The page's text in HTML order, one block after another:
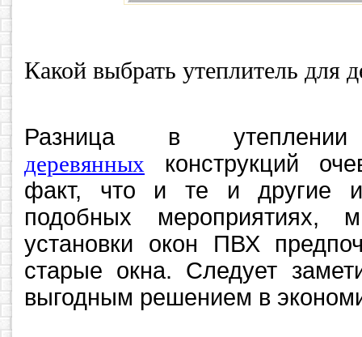
Какой выбрать утеплитель для
Разница в
деревянных конструкций
факт, что и те и другие
подобных мероприятиях,
установки окон ПВХ
старые окна. Следует
выгодным решением в